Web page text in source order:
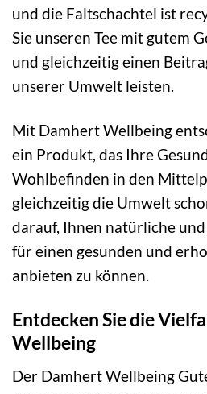
und die Faltschachtel ist
Sie unseren Tee mit gutem
und gleichzeitig einen
unserer Umwelt leisten.
Mit Damhert Wellbeing
ein Produkt, das Ihre
Wohlbefinden in den
gleichzeitig die Umwelt
darauf, Ihnen natürliche
für einen gesunden und
anbieten zu können.
Entdecken Sie die
Wellbeing
Der Damhert Wellbeing